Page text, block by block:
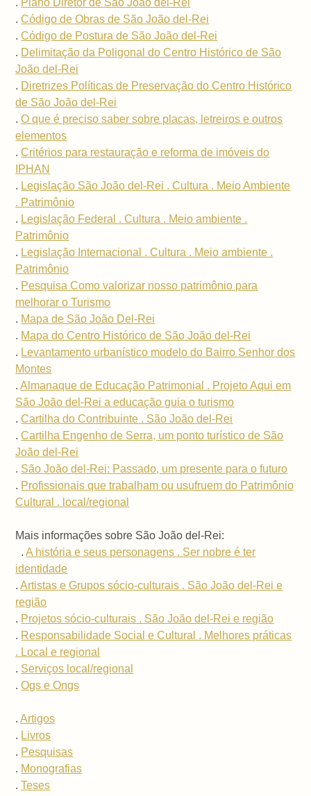
. Plano Diretor de São João del-Rei
.Código de Obras de São João del-Rei
.Código de Postura de São João del-Rei
. Delimitação da Poligonal do Centro Histórico de São
João del-Rei
. Diretrizes Políticas de Preservação do Centro Histórico
de São João del-Rei
.O que é preciso saber sobre placas, letreiros e outros
elementos
.Critérios para restauração e reforma de imóveis do
IPHAN
. Legislação São João del-Rei . Cultura . Meio Ambiente
. Patrimônio
. Legislação Federal . Cultura . Meio ambiente .
Patrimônio
. Legislação Internacional . Cultura . Meio ambiente .
Patrimônio
. Pesquisa Como valorizar nosso patrimônio para
melhorar o Turismo
. Mapa de São João Del-Rei
. Mapa do Centro Histórico de São João del-Rei
. Levantamento urbanístico modelo do Bairro Senhor dos
Montes
.Almanaque de Educação Patrimonial . Projeto Aqui em
São João del-Rei a educação guia o turismo
.Cartilha do Contribuinte . São João del-Rei
.Cartilha Engenho de Serra, um ponto turístico de São
João del-Rei
. São João del-Rei: Passado, um presente para o futuro
. Profissionais que trabalham ou usufruem do Patrimônio
Cultural . local/regional
Mais informações sobre São João del-Rei:
.A história e seus personagens . Ser nobre é ter
identidade
.Artistas e Grupos sócio-culturais . São João del-Rei e
região
. Projetos sócio-culturais . São João del-Rei e região
. Responsabilidade Social e Cultural . Melhores práticas
. Local e regional
. Serviços local/regional
.Ogs e Ongs
.Artigos
. Livros
. Pesquisas
. Monografias
.Teses